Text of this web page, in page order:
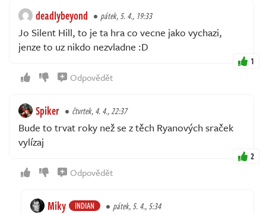
deadlybeyond pátek, 5. 4., 19:33
Jo Silent Hill, to je ta hra co vecne jako vychazi,
jenze to uz nikdo nezvladne :D
1
Odpovědět
Spiker čtvrtek, 4. 4., 22:37
Bude to trvat roky než se z těch Ryanových sraček
vylízaj
2
Odpovědět
Miky INDIAN pátek, 5. 4., 5:34